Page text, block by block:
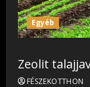
Egyéb
Zeolit
FÉSZEKOTTHON